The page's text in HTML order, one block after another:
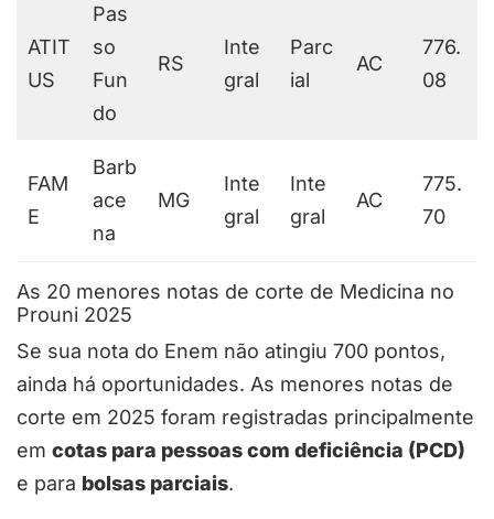
ATIT
US
Pas
so
Fun
do
RS
Inte
gral
Parc
ial
AC
776.
08
FAM
E
Barb
ace
na
MG
Inte
gral
Inte
gral
AC
775.
70
As 20 menores notas de corte de Medicina no
Prouni 2025
Se sua nota do Enem não atingiu 700 pontos,
ainda há oportunidades. As menores notas de
corte em 2025 foram registradas principalmente
em cotas para pessoas com deficiência (PCD)
e para bolsas parciais.